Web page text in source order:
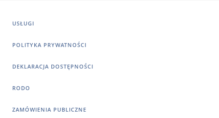
USŁUGI
POLITYKA PRYWATNOŚCI
DEKLARACJA DOSTĘPNOŚCI
RODO
ZAMÓWIENIA PUBLICZNE